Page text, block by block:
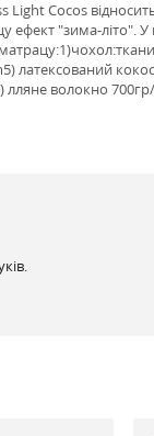
Cocos
ефект "зима-літо".
латексований
лляне волокно